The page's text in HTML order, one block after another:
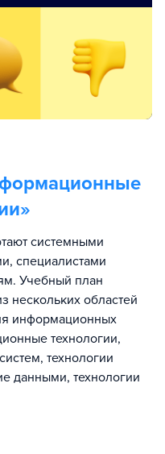
»
системными
специалистами
Учебный план
нескольких областей
информационных
технологии,
технологии
данными, технологии